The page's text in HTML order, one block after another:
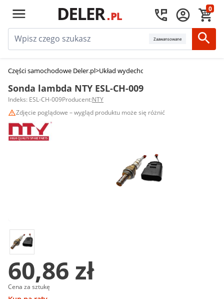
0
Zaawansowane
Części samochodowe Deler.pl>Układ wydechowy
Sonda lambda NTY ESL-CH-009
Indeks: ESL-CH-009Producent:NTY
Zdjęcie poglądowe – wygląd produktu może się różnić
60,86 zł
Cena za sztukę